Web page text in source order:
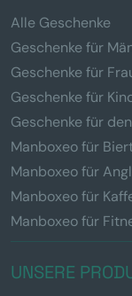
Alle Geschenke
Geschenke für
Geschenke für
Geschenke für
Geschenke für
Manboxeo für
Manboxeo für
Manboxeo für
Manboxeo für
UNSERE